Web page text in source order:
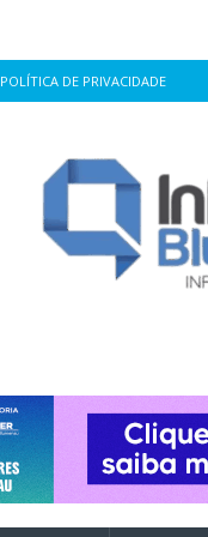
POLÍTICA DE PRIVACIDADE